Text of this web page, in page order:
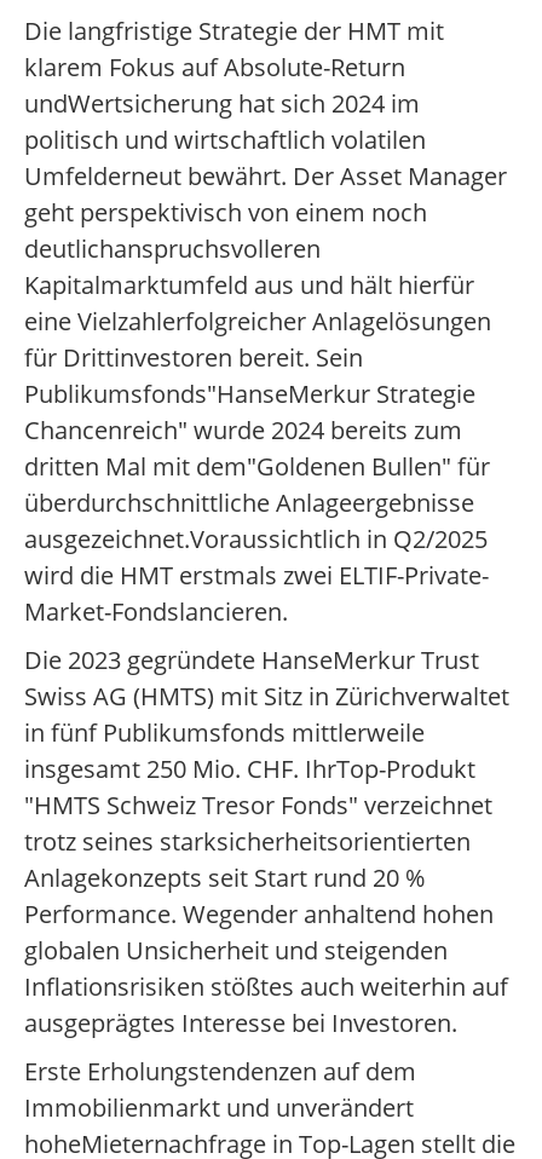
Die langfristige Strategie der HMT mit
klarem Fokus auf Absolute-Return
undWertsicherung hat sich 2024 im
politisch und wirtschaftlich volatilen
Umfelderneut bewährt. Der Asset Manager
geht perspektivisch von einem noch
deutlichanspruchsvolleren
Kapitalmarktumfeld aus und hält hierfür
eine Vielzahlerfolgreicher Anlagelösungen
für Drittinvestoren bereit. Sein
Publikumsfonds"HanseMerkur Strategie
Chancenreich" wurde 2024 bereits zum
dritten Mal mit dem"Goldenen Bullen" für
überdurchschnittliche Anlageergebnisse
ausgezeichnet.Voraussichtlich in Q2/2025
wird die HMT erstmals zwei ELTIF-Private-
Market-Fondslancieren.
Die 2023 gegründete HanseMerkur Trust
Swiss AG (HMTS) mit Sitz in Zürichverwaltet
in fünf Publikumsfonds mittlerweile
insgesamt 250 Mio. CHF. IhrTop-Produkt
"HMTS Schweiz Tresor Fonds" verzeichnet
trotz seines starksicherheitsorientierten
Anlagekonzepts seit Start rund 20 %
Performance. Wegender anhaltend hohen
globalen Unsicherheit und steigenden
Inflationsrisiken stößtes auch weiterhin auf
ausgeprägtes Interesse bei Investoren.
Erste Erholungstendenzen auf dem
Immobilienmarkt und unverändert
hoheMieternachfrage in Top-Lagen stellt die